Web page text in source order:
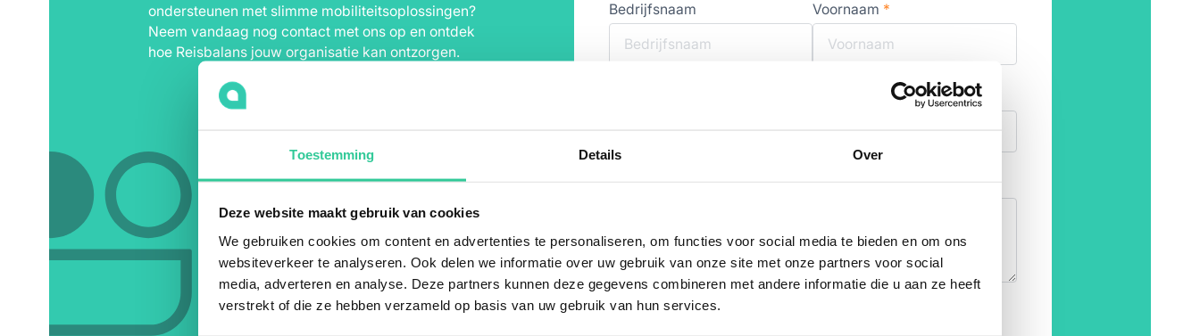
Toestemming Details Over
Deze website maakt gebruik van cookies
We gebruiken cookies om content en advertenties te personaliseren, om functies voor social media te bieden en om ons
websiteverkeer te analyseren. Ook delen we informatie over uw gebruik van onze site met onze partners voor social
media, adverteren en analyse. Deze partners kunnen deze gegevens combineren met andere informatie die u aan ze heeft
verstrekt of die ze hebben verzameld op basis van uw gebruik van hun services.
ondersteunen met slimme mobiliteitsoplossingen?
Neem vandaag nog contact met ons op en ontdek
hoe Reisbalans jouw organisatie kan ontzorgen.
Bedrijfsnaam Voornaam *
E-mailadres*
Ik geef toestemming dat mijn persoonsgegevens